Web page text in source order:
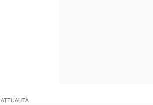
ATTUALITÀ